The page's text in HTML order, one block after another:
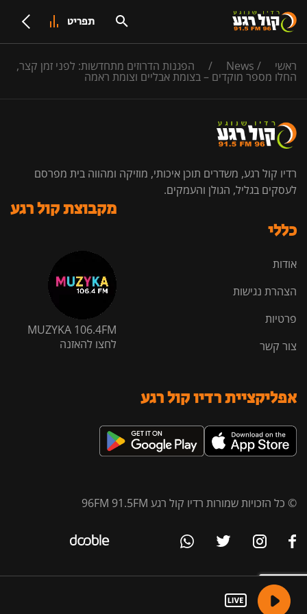
תפריט
ראשי /
News
/ הפגנות הדרוזים מתחדשות: לפני זמן קצר,
החלו מספר מוקדים – בצומת אבליים וצומת ראמה
רדיו קול רגע, משדרים תוכן איכותי, מוזיקה ומהווה בית מפרסם
לעסקים בגליל, הגולן והעמקים.
כללי
אודות
הצהרת נגישות
פרטיות
צור קשר
מקבוצת קול רגע
MUZYKA 106.4FM
לחצו להאזנה
אפליקציית רדיו קול רגע
© כל הזכויות שמורות רדיו קול רגע 96FM 91.5FM